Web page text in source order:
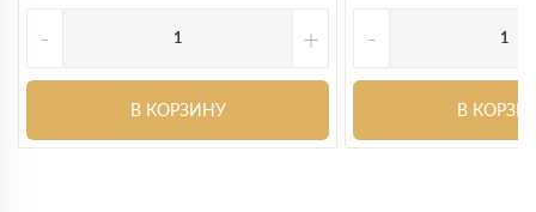
- +
В КОРЗИНУ
-
В